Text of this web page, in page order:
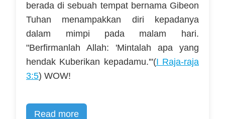
berada di sebuah tempat bernama Gibeon
Tuhan menampakkan diri kepadanya
dalam mimpi pada malam hari.
"Berfirmanlah Allah: 'Mintalah apa yang
hendak Kuberikan kepadamu.'"(I Raja-raja
3:5) WOW!
Read more